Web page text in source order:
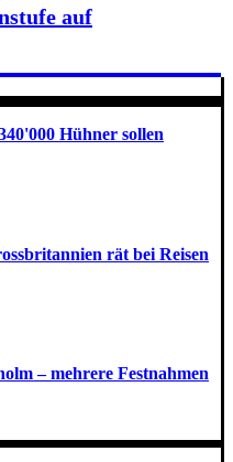
auf
Hühner sollen
rät bei Reisen
– mehrere Festnahmen